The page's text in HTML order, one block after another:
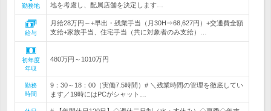
勤務地
地を考慮し、配属店舗を決定します…
給与
月給28万円～+早出・残業手当（月30H⇒68,627円）+交通費全額
支給+家族手当、住宅手当（共に対象者のみ支給）…
初年度
年収
480万円～1010万円
勤務
時間
9：30～18：00（実働7.5時間）# ＼残業時間の管理を徹底してい
ます／19時にはPCがシャット…